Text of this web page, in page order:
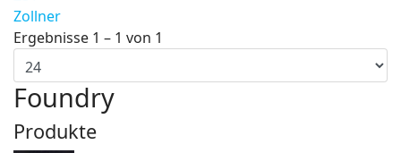
Zollner
Ergebnisse 1 – 1 von 1
Foundry
Produkte